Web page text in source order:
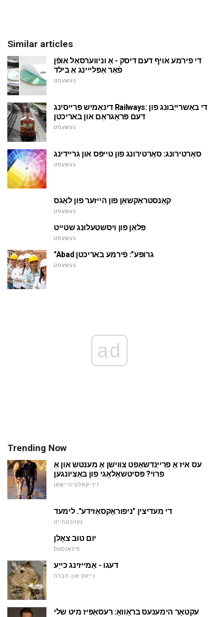
Similar articles
די פירמע אויף דעם דיסק - אַ וניווערסאַל אופֿן
פֿאַר אַפּלייינג אַ בילד
געשעפט
דינאַמיש פּרייסינג Railways: די באַשרייַבונג פון
דעם פּראָגראַם און באריכטן
געשעפט
סאָרטירונג: סאָרטירונג פון טייפּס און גריידינג
געשעפט
קאַנסטראַקשאַן פון הייזער פון לאָגס
געשעפט
פּלאַן פון ויסשטעלונג שטייט
געשעפט
"Abad גרופּע": פֿירמע באריכטן
געשעפט
ad
Trending Now
עס איז אַ פרייַנדשאַפט צווישן אַ מענטש און אַ
פרוי? פּסיטשאָלאָגי פון באַציונגען
זיך-קאַלטיוויישאַן
די מעדיצין "ניפוראָקסאַזידע". לימעד
געזונטהייַט
יום טוּב צאָלן
פינאַנסעס
דעגו - אַמייזינג כייַע
נייַעס און חברה
עקטאָר הימענעס בראַוואָ: רעסאַפּיז מיט שלי